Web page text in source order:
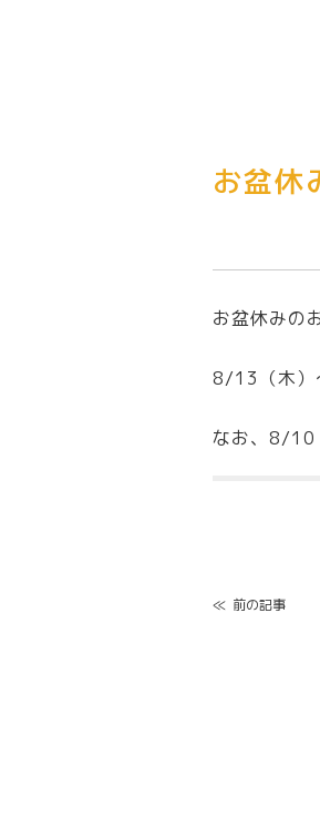
お盆休
お盆休みの
8/13（木）
なお、8/10
≪ 前の記事